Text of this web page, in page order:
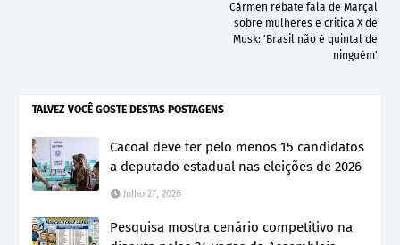
Cármen rebate fala de Marçal
sobre mulheres e critica X de
Musk: 'Brasil não é quintal de
ninguém'
TALVEZ VOCÊ GOSTE DESTAS POSTAGENS
Cacoal deve ter pelo menos 15 candidatos
a deputado estadual nas eleições de 2026
Julho 27, 2026
Pesquisa mostra cenário competitivo na